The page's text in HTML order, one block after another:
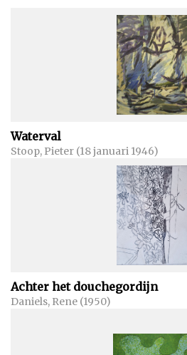
Waterval
Stoop, Pieter (18 januari 1946)
Achter het douchegordijn
Daniels, Rene (1950)